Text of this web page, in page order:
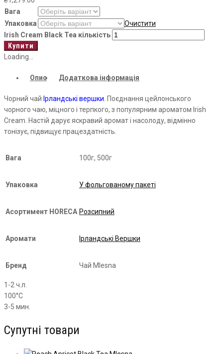
Вага
Упаковка
Очистити
Irish Cream Black Tea кількість
Купити
Loading...
Опис Додаткова інформація
Чорний чай Ірландські вершки. Поєднання цейлонського
чорного чаю, міцного і терпкого, з популярним ароматом Irish
Cream. Настій дарує яскравий аромат і насолоду, відмінно
тонізує, підвищує працездатність.
Вага 100г, 500г
Упаковка У фольгованому пакеті
Асортимент HORECA Розсипний
Аромати Ірландські Вершки
Бренд Чай Mlesna
1-2 ч.л.
100°С
3-5 мин.
Супутні товари